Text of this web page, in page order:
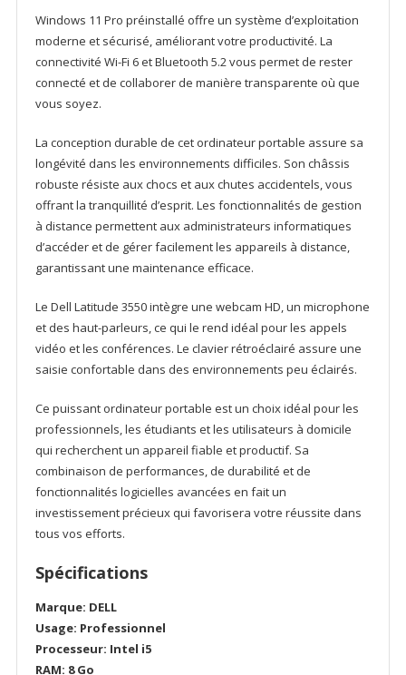
Windows 11 Pro préinstallé offre un système d’exploitation
moderne et sécurisé, améliorant votre productivité. La
connectivité Wi-Fi 6 et Bluetooth 5.2 vous permet de rester
connecté et de collaborer de manière transparente où que
vous soyez.
La conception durable de cet ordinateur portable assure sa
longévité dans les environnements difficiles. Son châssis
robuste résiste aux chocs et aux chutes accidentels, vous
offrant la tranquillité d’esprit. Les fonctionnalités de gestion
à distance permettent aux administrateurs informatiques
d’accéder et de gérer facilement les appareils à distance,
garantissant une maintenance efficace.
Le Dell Latitude 3550 intègre une webcam HD, un microphone
et des haut-parleurs, ce qui le rend idéal pour les appels
vidéo et les conférences. Le clavier rétroéclairé assure une
saisie confortable dans des environnements peu éclairés.
Ce puissant ordinateur portable est un choix idéal pour les
professionnels, les étudiants et les utilisateurs à domicile
qui recherchent un appareil fiable et productif. Sa
combinaison de performances, de durabilité et de
fonctionnalités logicielles avancées en fait un
investissement précieux qui favorisera votre réussite dans
tous vos efforts.
Spécifications
Marque: DELL
Usage: Professionnel
Processeur: Intel i5
RAM: 8 Go